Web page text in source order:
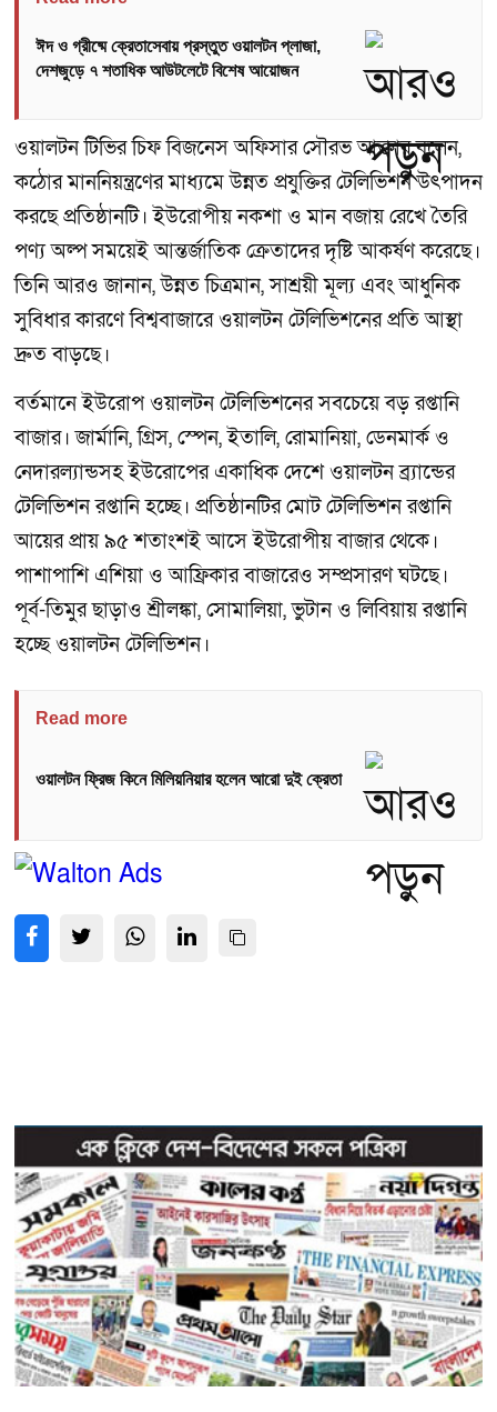
ঈদ ও গ্রীষ্মে ক্রেতাসেবায় প্রস্তুত ওয়ালটন প্লাজা,
দেশজুড়ে ৭ শতাধিক আউটলেটে বিশেষ আয়োজন
ওয়ালটন টিভির চিফ বিজনেস অফিসার সৌরভ আক্তার বলেন,
কঠোর মাননিয়ন্ত্রণের মাধ্যমে উন্নত প্রযুক্তির টেলিভিশন উৎপাদন
করছে প্রতিষ্ঠানটি। ইউরোপীয় নকশা ও মান বজায় রেখে তৈরি
পণ্য অল্প সময়েই আন্তর্জাতিক ক্রেতাদের দৃষ্টি আকর্ষণ করেছে।
তিনি আরও জানান, উন্নত চিত্রমান, সাশ্রয়ী মূল্য এবং আধুনিক
সুবিধার কারণে বিশ্ববাজারে ওয়ালটন টেলিভিশনের প্রতি আস্থা
দ্রুত বাড়ছে।
বর্তমানে ইউরোপ ওয়ালটন টেলিভিশনের সবচেয়ে বড় রপ্তানি
বাজার। জার্মানি, গ্রিস, স্পেন, ইতালি, রোমানিয়া, ডেনমার্ক ও
নেদারল্যান্ডসহ ইউরোপের একাধিক দেশে ওয়ালটন ব্র্যান্ডের
টেলিভিশন রপ্তানি হচ্ছে। প্রতিষ্ঠানটির মোট টেলিভিশন রপ্তানি
আয়ের প্রায় ৯৫ শতাংশই আসে ইউরোপীয় বাজার থেকে।
পাশাপাশি এশিয়া ও আফ্রিকার বাজারেও সম্প্রসারণ ঘটছে।
পূর্ব-তিমুর ছাড়াও শ্রীলঙ্কা, সোমালিয়া, ভুটান ও লিবিয়ায় রপ্তানি
হচ্ছে ওয়ালটন টেলিভিশন।
Read more
ওয়ালটন ফ্রিজ কিনে মিলিয়নিয়ার হলেন আরো দুই ক্রেতা